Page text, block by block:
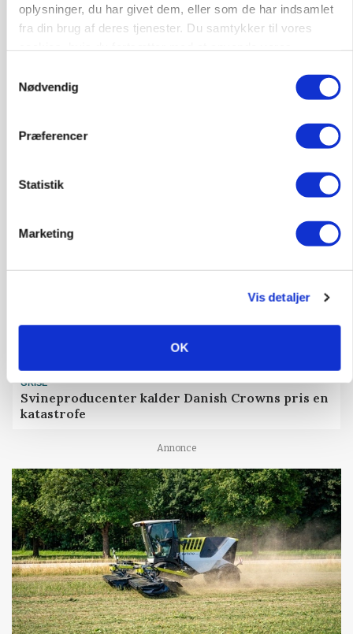
oplysninger, du har givet dem, eller som de har indsamlet
fra din brug af deres tjenester. Du samtykker til vores
Nødvendig
Præferencer
Statistik
Marketing
Vis detaljer
OK
På døgnvagt i høsten
GRISE
Svineproducenter kalder Danish Crowns pris en
katastrofe
Annonce